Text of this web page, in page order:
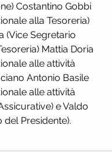
Costantino Gobbi
alla Tesoreria)
(Vice Segretario
Mattia Doria
alle attività
Antonio Basile
alle attività
e Valdo
del Presidente).